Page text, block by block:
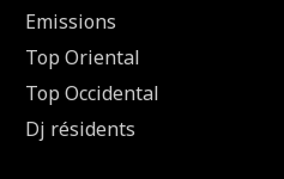
Emissions
Top Oriental
Top Occidental
Dj résidents